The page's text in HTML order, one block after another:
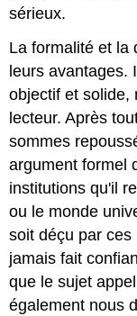
sérieux.
La formalité et la
leurs avantages.
objectif et solide,
lecteur. Après
sommes
argument formel
institutions qu'il
ou le monde
soit déçu par
jamais fait
que le sujet
également nous